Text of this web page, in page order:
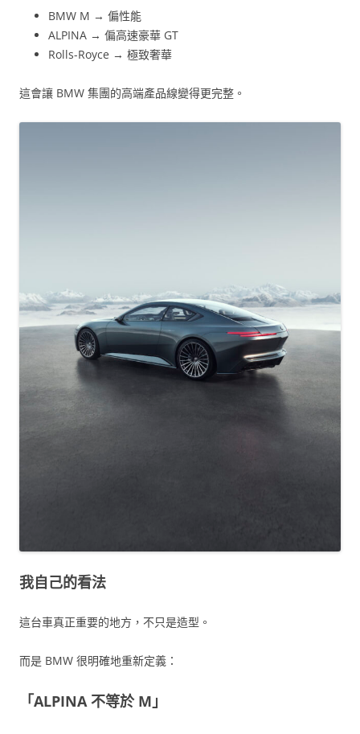
BMW M → 偏性能
ALPINA → 偏高速豪華 GT
Rolls-Royce → 極致奢華
這會讓 BMW 集團的高端產品線變得更完整。
我自己的看法
這台車真正重要的地方，不只是造型。
而是 BMW 很明確地重新定義：
「ALPINA 不等於 M」